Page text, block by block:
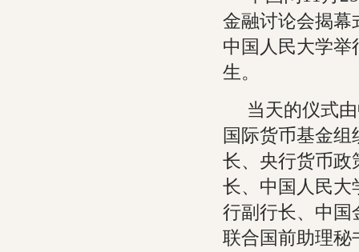
金融讨论会揭幕
中国人民大学举
生。
当天的仪式
国际货币基金
长、央行货币政
长、中国人民大
行副行长、中国
联合国前助理秘